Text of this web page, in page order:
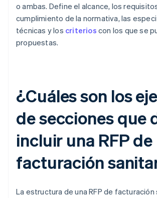
o ambas. Define el alcance, los
cumplimiento de la normativa, las
técnicas y los criterios con los que se
propuestas.
¿Cuáles son los
de secciones que
incluir una RFP de
facturación
La estructura de una RFP de facturación